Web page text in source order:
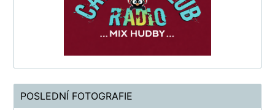
POSLEDNÍ FOTOGRAFIE